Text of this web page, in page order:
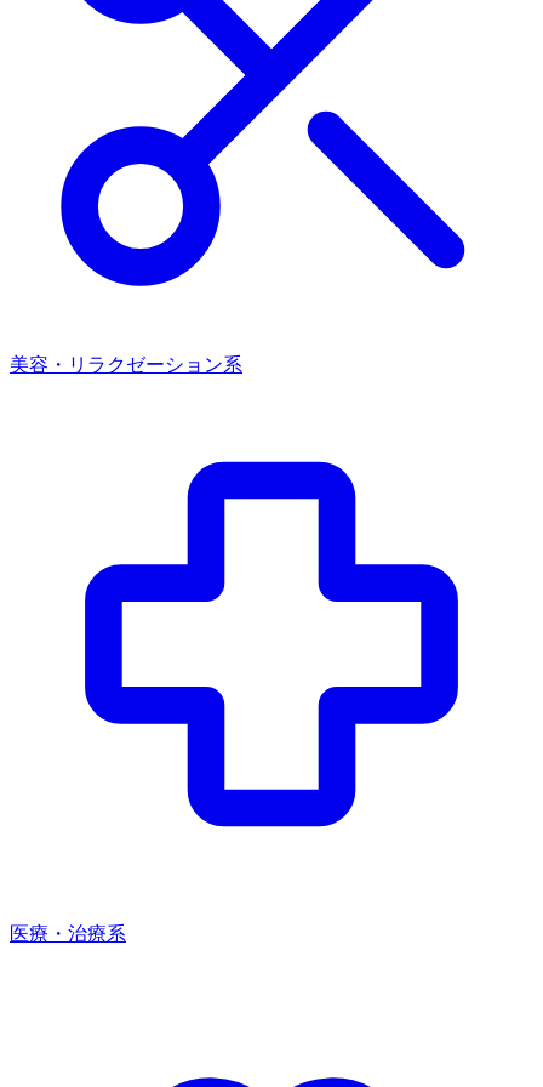
美容・リラクゼーション系
医療・治療系